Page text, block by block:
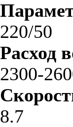
220/50
Расход
2300-
8.7